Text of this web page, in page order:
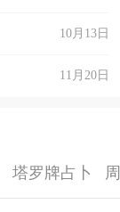
10月13日
11月20日
塔罗牌占卜